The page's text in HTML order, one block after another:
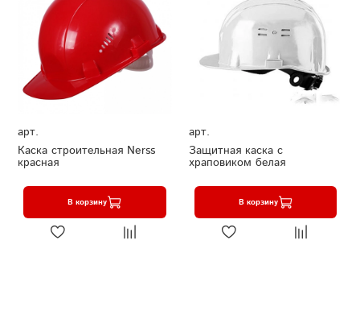
арт.
Каска строительная Nerss
красная
В корзину
арт.
Защитная каска с
храповиком белая
В корзину